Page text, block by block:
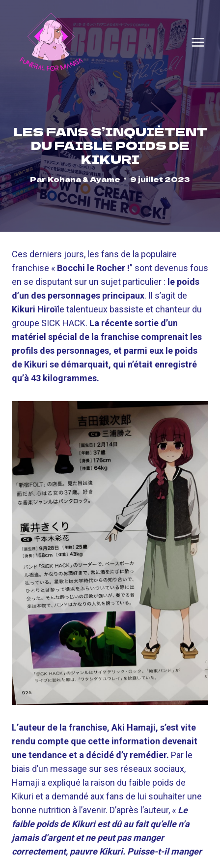
content
LES FANS S’INQUIÈTENT
DU FAIBLE POIDS DE
KIKURI
ParKohana & Ayame 9 juillet 2023
Ces derniers jours, les fans de la populaire
franchise « Bocchi le Rocher !” sont devenus fous
en se disputant sur un sujet particulier : le poids
d’un des personnages principaux. Il s’agit de
Kikuri Hiroïle talentueux bassiste et chanteur du
groupe SICK HACK. La récente sortie d’un
matériel spécial de la franchise comprenait les
profils des personnages, et parmi eux le poids
de Kikuri se démarquait, qui n’était enregistré
qu’à 43 kilogrammes.
L’auteur de la franchise, Aki Hamaji, s’est vite
rendu compte que cette information devenait
une tendance et a décidé d’y remédier. Par le
biais d’un message sur ses réseaux sociaux,
Hamaji a expliqué la raison du faible poids de
Kikuri et a demandé aux fans de lui souhaiter une
bonne nutrition à l’avenir. D’après l’auteur, « Le
faible poids de Kikuri est dû au fait qu’elle n’a
jamais d’argent et ne peut pas manger
correctement, pauvre Kikuri. Puisse-t-il manger